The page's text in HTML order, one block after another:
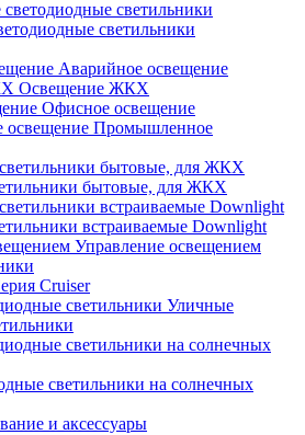
светильники
Аварийное освещение
Освещение ЖКХ
Офисное освещение
Промышленное
бытовые, для ЖКХ
встраиваемые Downlight
Управление освещением
Cruiser
Уличные
светильники на солнечных
и аксессуары